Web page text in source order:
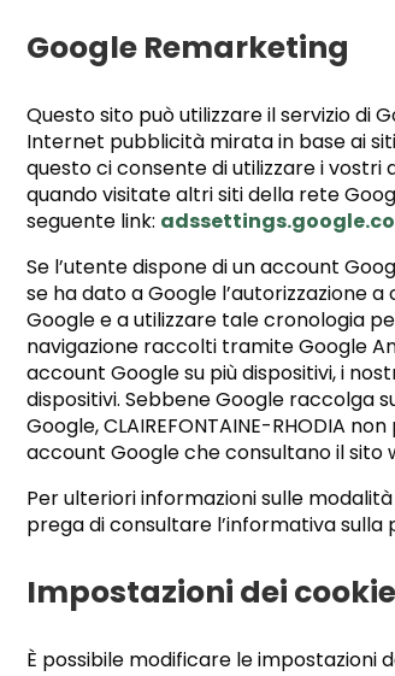
Google Remarketing
Questo sito può utilizzare il servizio di
Internet pubblicità mirata in base ai
questo ci consente di utilizzare i
quando visitate altri siti della rete
seguente link:
Se l’utente dispone di un account
se ha dato a Google l’autorizzazione
Google e a utilizzare tale cronologia
navigazione raccolti tramite Google
account Google su più dispositivi, i
dispositivi. Sebbene Google raccolga
Google, CLAIREFONTAINE-RHODIA
account Google che consultano il sito
Per ulteriori informazioni sulle
prega di consultare l’informativa sulla
Impostazioni dei cookie
È possibile modificare le impostazioni